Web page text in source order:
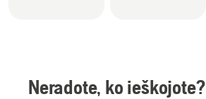
Neradote, ko ieškojote?